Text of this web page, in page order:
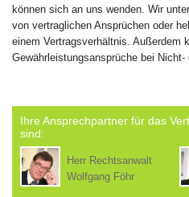
können sich an uns wenden. Wir
von vertraglichen Ansprüchen oder
einem Vertragsverhältnis. Außerdem
Gewährleistungsansprüche bei Nicht-
Ihre Ansprechpartner für das
sind:
Herr Rechtsanwalt
Wolfgang Föhr